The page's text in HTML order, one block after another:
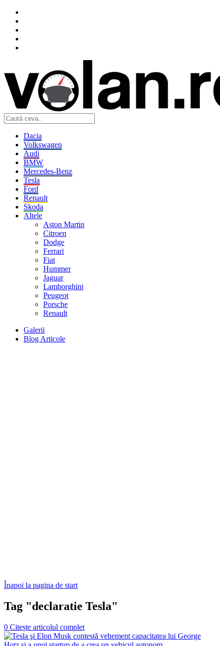
Dacia
Volkswagen
Audi
BMW
Mercedes-Benz
Tesla
Ford
Renault
Skoda
Altele
Aston Martin
Citroen
Dodge
Ferrari
Fiat
Hummer
Jaguar
Lamborghini
Peugeot
Porsche
Renault
Galerii
Blog Articole
Înapoi la pagina de start
Tag "declaratie Tesla"
0 Citește articolul complet